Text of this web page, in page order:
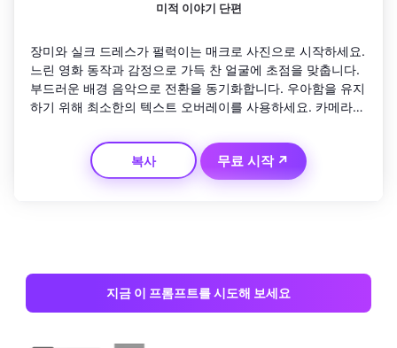
미적 이야기 단편
장미와 실크 드레스가 펄럭이는 매크로 사진으로 시작하세요.
느린 영화 동작과 감정으로 가득 찬 얼굴에 초점을 맞춥니다.
부드러운 배경 음악으로 전환을 동기화합니다. 우아함을 유지
하기 위해 최소한의 텍스트 오버레이를 사용하세요. 카메라에
업으로 마무리하세요.
복사
무료 시작 ↗
지금 이 프롬프트를 시도해 보세요